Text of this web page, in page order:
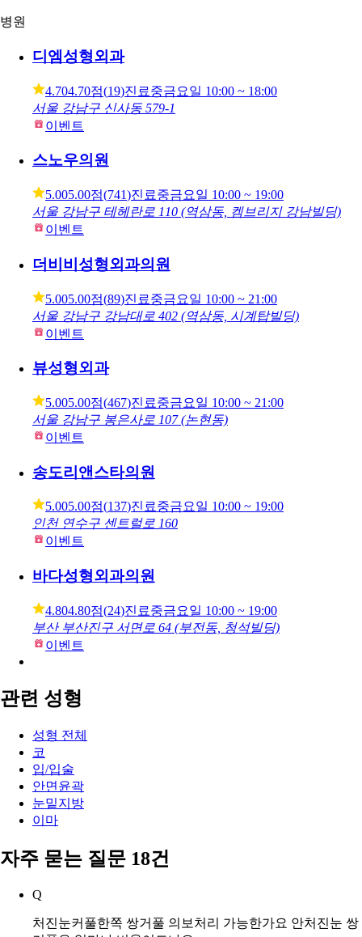
병원
디엠성형외과
4.704.70점(19)진료중금요일 10:00 ~ 18:00
서울 강남구 신사동 579-1
이벤트
스노우의원
5.005.00점(741)진료중금요일 10:00 ~ 19:00
서울 강남구 테헤란로 110 (역삼동, 켐브리지 강남빌딩)
이벤트
더비비성형외과의원
5.005.00점(89)진료중금요일 10:00 ~ 21:00
서울 강남구 강남대로 402 (역삼동, 시계탑빌딩)
이벤트
뷰성형외과
5.005.00점(467)진료중금요일 10:00 ~ 21:00
서울 강남구 봉은사로 107 (논현동)
이벤트
송도리앤스타의원
5.005.00점(137)진료중금요일 10:00 ~ 19:00
인천 연수구 센트럴로 160
이벤트
바다성형외과의원
4.804.80점(24)진료중금요일 10:00 ~ 19:00
부산 부산진구 서면로 64 (부전동, 청석빌딩)
이벤트
관련 성형
성형 전체
코
입/입술
안면윤곽
눈밑지방
이마
자주 묻는 질문 18건
Q
처진눈커풀한쪽 쌍거풀 의보처리 가능한가요 안처진눈 쌍